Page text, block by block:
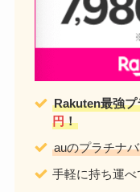
Rakuten最強プ
円！
auのプラチナ
手軽に持ち運べ